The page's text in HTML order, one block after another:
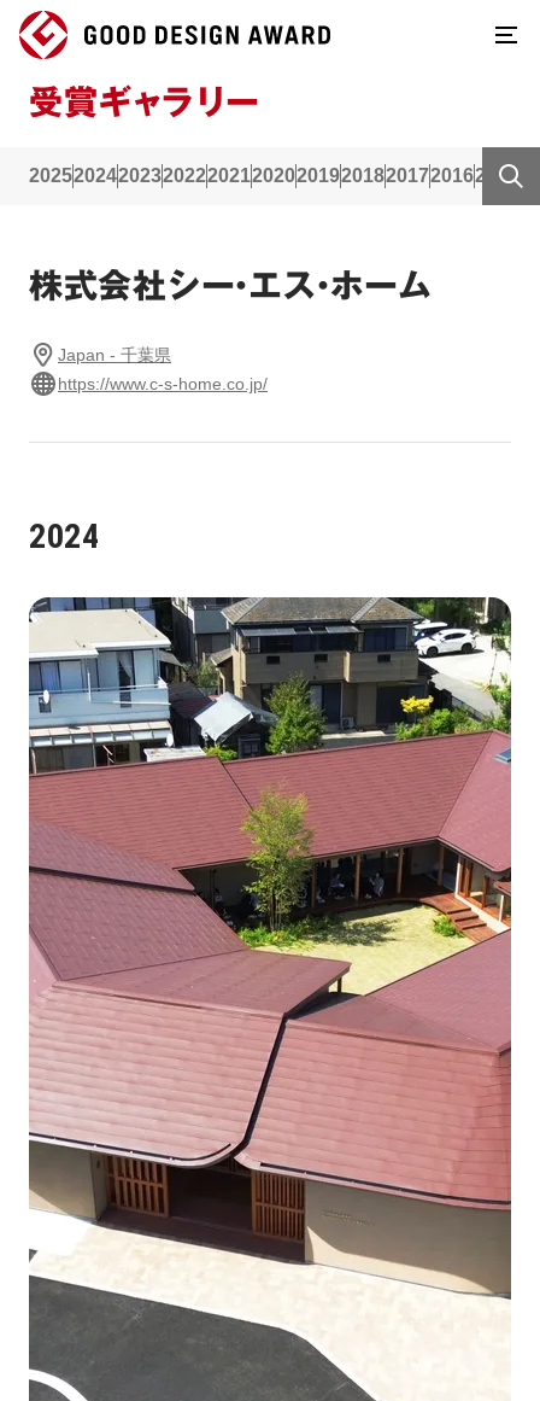
受賞ギャラリー
20252024202320222021202020192018201720162015
株式会社シー・エス・ホーム
Japan - 千葉県
https://www.c-s-home.co.jp/
2024